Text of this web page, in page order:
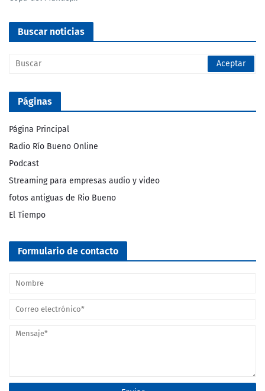
Buscar noticias
Páginas
Página Principal
Radio Río Bueno Online
Podcast
Streaming para empresas audio y video
fotos antiguas de Rio Bueno
El Tiempo
Formulario de contacto